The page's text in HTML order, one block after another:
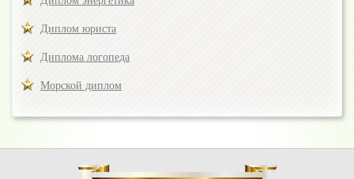
Диплом юриста
Диплома логопеда
Морской диплом